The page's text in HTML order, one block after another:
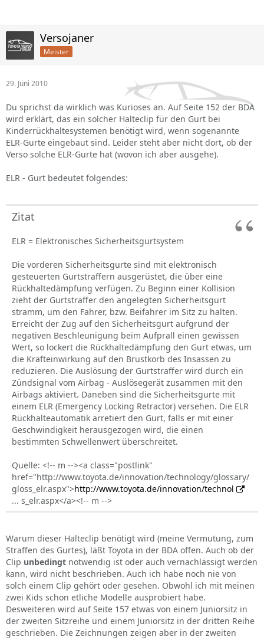
Versojaner
Meister
29. Juni 2010
Du sprichst da wirklich was Kurioses an. Auf Seite 152 der BDA
wird erklärt, das ein solcher Halteclip für den Gurt bei
Kinderrückhaltesystemen benötigt wird, wenn sogenannte
ELR-Gurte eingebaut sind. Leider steht aber nicht dort, ob der
Verso solche ELR-Gurte hat (wovon ich aber ausgehe).
ELR - Gurt bedeutet folgendes:
Zitat
ELR = Elektronisches Sicherheitsgurtsystem
Die vorderen Sicherheitsgurte sind mit elektronisch
gesteuerten Gurtstraffern ausgerüstet, die über eine
Rückhaltedämpfung verfügen. Zu Beginn einer Kollision
zieht der Gurtstraffer den angelegten Sicherheitsgurt
stramm, um den Fahrer, bzw. Beifahrer im Sitz zu halten.
Erreicht der Zug auf den Sicherheitsgurt aufgrund der
negativen Beschleunigung beim Aufprall einen gewissen
Wert, so lockert die Rückhaltedämpfung den Gurt etwas, um
die Krafteinwirkung auf den Brustkorb des Insassen zu
reduzieren. Die Auslösung der Gurtstraffer wird durch ein
Zündsignal vom Airbag - Auslösegerät zusammen mit den
Airbags aktiviert. Daneben sind die Sicherheitsgurte mit
einem ELR (Emergency Locking Retractor) versehen. Die ELR
Rückhalteautomatik arretiert den Gurt, falls er mit einer
Geschwindigkeit herausgezogen wird, die einen
bestimmten Schwellenwert überschreitet.
Quelle: <!-- m --><a class="postlink"
href="http://www.toyota.de/innovation/technology/glossary/
gloss_elr.aspx">http://www.toyota.de/innovation/technol
... s_elr.aspx</a><!-- m -->
Warum dieser Halteclip benötigt wird (meine Vermutung, zum
Straffen des Gurtes), läßt Toyota in der BDA offen. Auch ob der
Clip unbedingt notwendig ist oder auch vernachlässigt werden
kann, wird nicht beschrieben. Auch ich habe noch nie von
solch einem Clip gehört oder gesehen. Obwohl ich mit meinen
zwei Kids schon etliche Modelle ausprobiert habe.
Desweiteren wird auf Seite 157 etwas von einem Juniorsitz in
der zweiten Sitzreihe und einem Juniorsitz in der dritten Reihe
geschrieben. Die Zeichnungen zeigen aber in der zweiten